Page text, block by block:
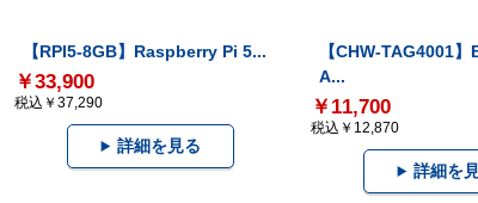
【RPI5-8GB】Raspberry Pi 5...
￥33,900
税込￥37,290
詳細を見る
【CHW-TAG4001
A...
￥11,700
税込￥12,870
詳細を